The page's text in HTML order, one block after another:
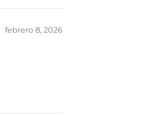
febrero 8, 2026